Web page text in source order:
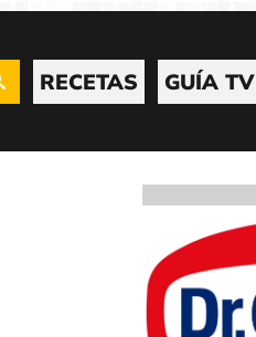
RECETAS GUÍA TV